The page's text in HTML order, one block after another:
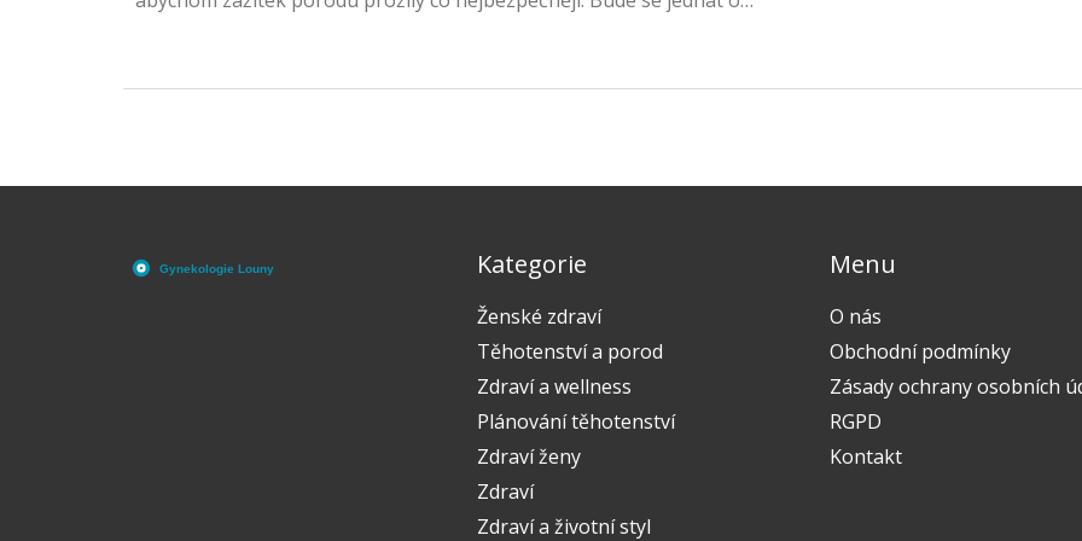
Kategorie
Ženské zdraví
Těhotenství a porod
Zdraví a wellness
Plánování těhotenství
Zdraví ženy
Zdraví
Zdraví a životní styl
Menu
O nás
Obchodní podmínky
Zásady ochrany osobních
RGPD
Kontakt